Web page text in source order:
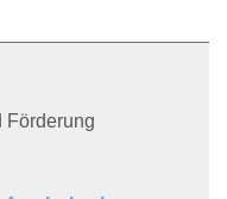
Förderung